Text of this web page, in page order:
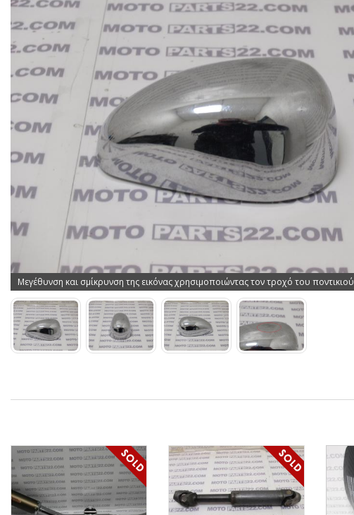
Μεγέθυνση και σμίκρυνση της εικόνας χρησιμοποιώντας τον τροχό του ποντικιού